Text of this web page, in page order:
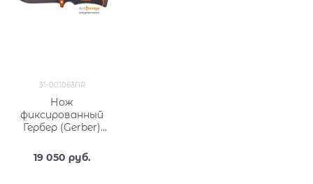
31-001063NR
Нож
фиксированный
Гербер (Gerber)
Ultimate 31-
001063NR
19 050 руб.